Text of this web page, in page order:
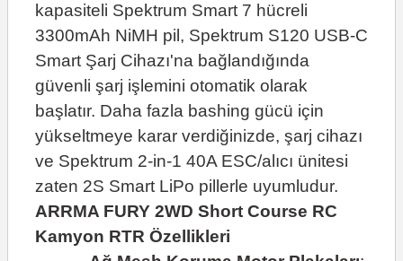
kapasiteli Spektrum Smart 7 hücreli
3300mAh NiMH pil, Spektrum S120 USB-C
Smart Şarj Cihazı'na bağlandığında
güvenli şarj işlemini otomatik olarak
başlatır. Daha fazla bashing gücü için
yükseltmeye karar verdiğinizde, şarj cihazı
ve Spektrum 2-in-1 40A ESC/alıcı ünitesi
zaten 2S Smart LiPo pillerle uyumludur.
ARRMA FURY 2WD Short Course RC
Kamyon RTR Özellikleri